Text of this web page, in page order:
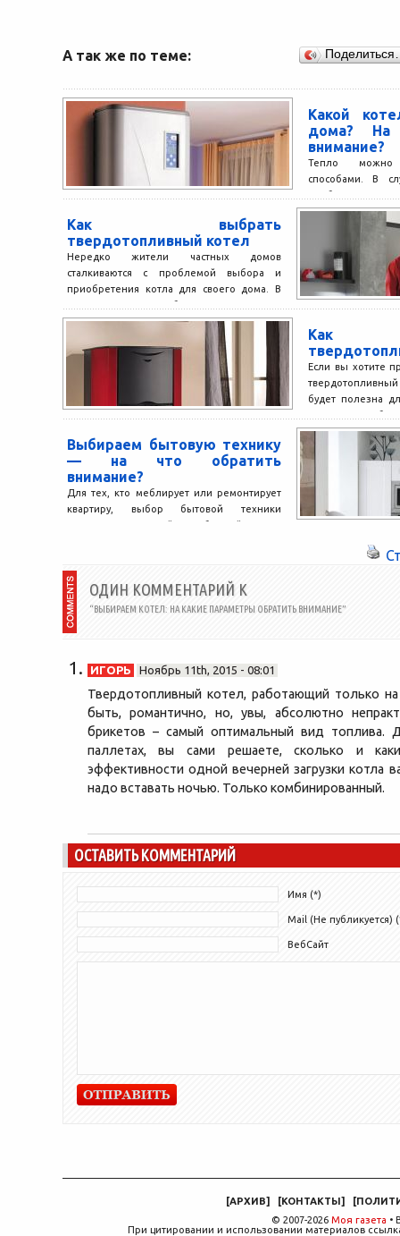
А так же по теме:
Какой
дома? На
внимание?
Тепло можно
способами. В
приборами речь
систем
Как выбрать
твердотопливный котел
Нередко жители частных домов
сталкиваются с проблемой выбора и
приобретения котла для своего дома. В
последнее время набирают популярность
твердотопливные...
Как
Если вы хотите
будет полезна
правильно
Выбираем бытовую технику
— на что обратить
внимание?
Для тех, кто меблирует или ремонтирует
квартиру, выбор бытовой техники
является настоящей проблемой. Чаще
ОДИН КОММЕНТАРИЙ К
“ВЫБИРАЕМ КОТЕЛ: НА КАКИЕ ПАРАМЕТРЫ ОБРАТИТЬ ВНИМАНИЕ”
ИГОРЬ Ноябрь 11th, 2015 - 08:01
Твердотопливный котел, работающий только
быть, романтично, но, увы, абсолютно
брикетов – самый оптимальный вид топлива.
паллетах, вы сами решаете, сколько и
эффективности одной вечерней загрузки котла
надо вставать ночью. Только комбинированный.
ОСТАВИТЬ КОММЕНТАРИЙ
Имя (*)
Mail (Не публикуется)
ВебСайт
[АРХИВ] [КОНТАКТЫ] [
© 2007-2026 Моя газета •
При цитировании и использовании материалов